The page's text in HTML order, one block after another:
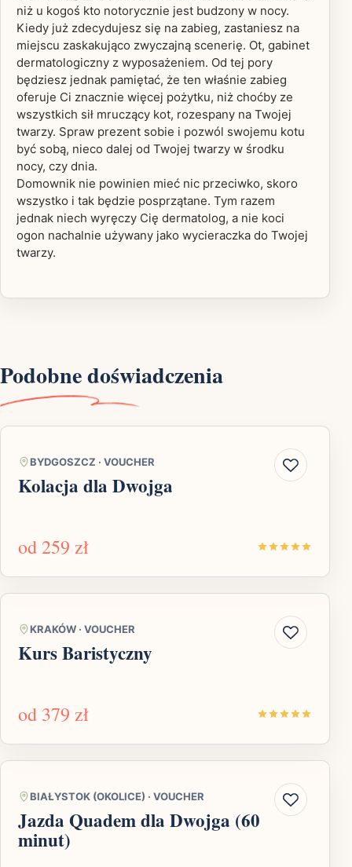
niż u kogoś kto notorycznie jest budzony w nocy.
Kiedy już zdecydujesz się na zabieg, zastaniesz na
miejscu zaskakująco zwyczajną scenerię. Ot, gabinet
dermatologiczny z wyposażeniem. Od tej pory
będziesz jednak pamiętać, że ten właśnie zabieg
oferuje Ci znacznie więcej pożytku, niż choćby ze
wszystkich sił mruczący kot, rozespany na Twojej
twarzy. Spraw prezent sobie i pozwól swojemu kotu
być sobą, nieco dalej od Twojej twarzy w środku
nocy, czy dnia.
Domownik nie powinien mieć nic przeciwko, skoro
wszystko i tak będzie posprzątane. Tym razem
jednak niech wyręczy Cię dermatolog, a nie koci
ogon nachalnie używany jako wycieraczka do Twojej
twarzy.
Podobne doświadczenia
BYDGOSZCZ · VOUCHER
Kolacja dla Dwojga
od 259 zł
KRAKÓW · VOUCHER
Kurs Baristyczny
od 379 zł
BIAŁYSTOK (OKOLICE) · VOUCHER
Jazda Quadem dla Dwojga (60
minut)